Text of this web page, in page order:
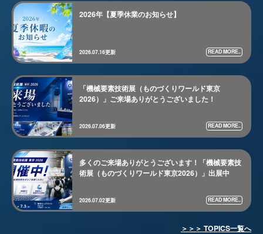
2026年【夏季休業のお知らせ】
2026.07.16更新 READ MORE..
「機械要素技術展（ものづくりワールド東京
2026）」ご来場ありがとうございました！
2026.07.06更新 READ MORE..
多くのご来場ありがとうございます！「機械要素技
術展（ものづくりワールド東京2026）」出展中
2026.07.02更新 READ MORE..
＞＞＞ TOPICS一覧へ